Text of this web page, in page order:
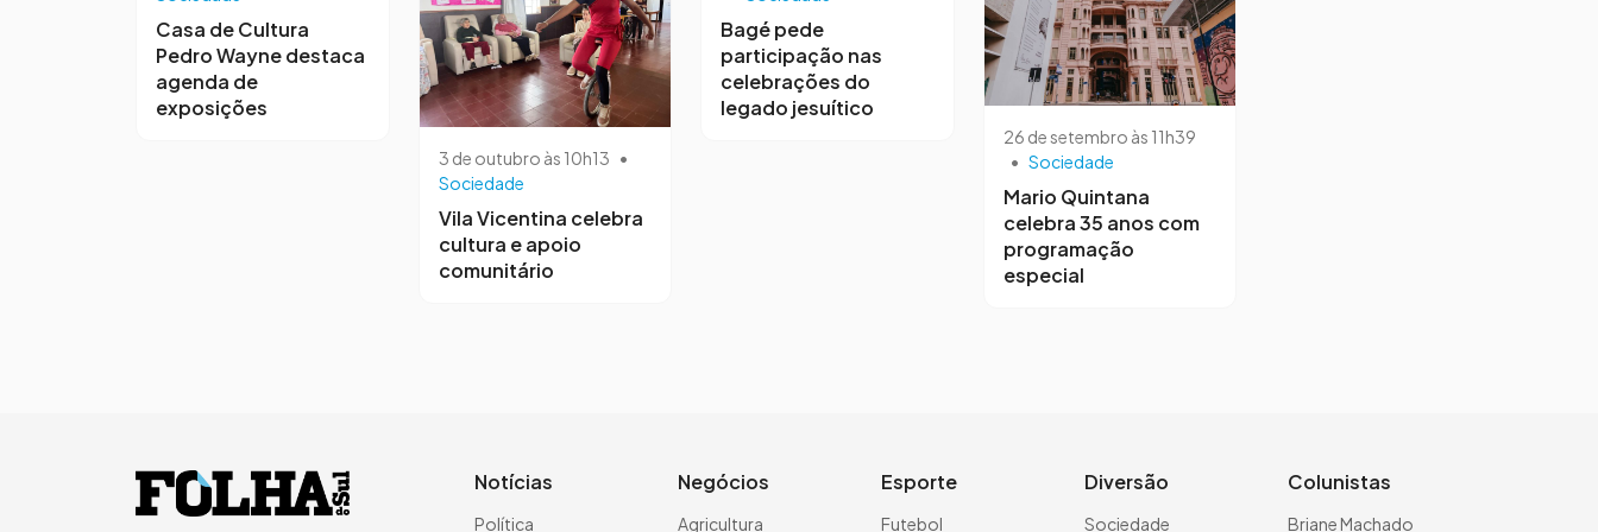
Casa de Cultura
Pedro Wayne destaca
agenda de
exposições
3 de outubro às 10h13 •
Sociedade
Vila Vicentina celebra
cultura e apoio
comunitário
Bagé pede
participação nas
celebrações do
legado jesuítico
26 de setembro às 11h39
• Sociedade
Mario Quintana
celebra 35 anos com
programação
especial
Notícias
Política
Negócios
Agricultura
Esporte
Futebol
Diversão
Sociedade
Colunistas
Briane Machado